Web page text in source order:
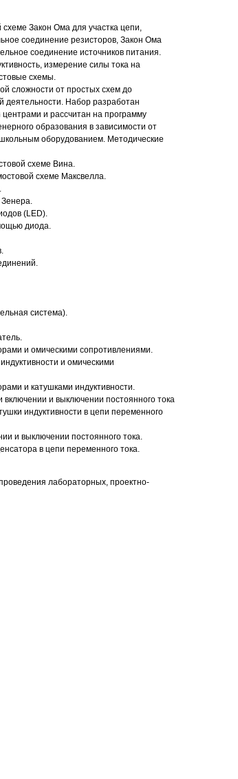
Закон Ома для участка цепи,
соединение резисторов, Закон Ома
соединение источников питания.
измерение силы тока на
схемы.
сложности от простых схем до
деятельности. Набор разработан
и рассчитан на программу
образования в зависимости от
оборудованием. Методические
схеме Вина.
схеме Максвелла.
Зенера.
(LED).
диода.
система).
и омическими сопротивлениями.
и омическими
и катушками индуктивности.
включении и выключении постоянного тока
индуктивности в цепи переменного
и выключении постоянного тока.
в цепи переменного тока.
лабораторных, проектно-